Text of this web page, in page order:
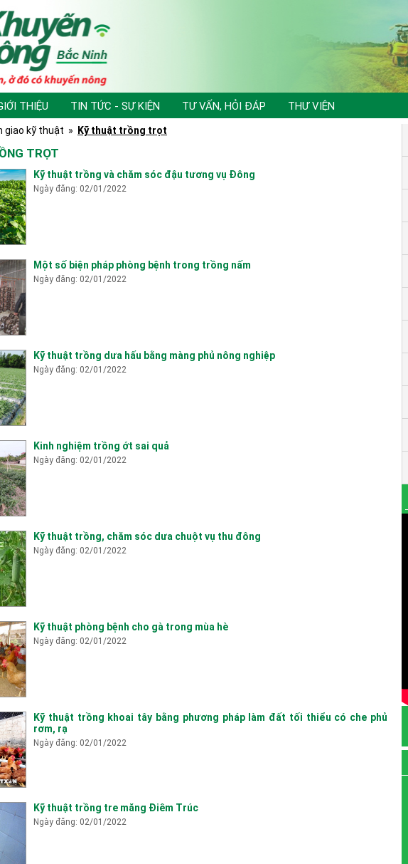
THIỆU TIN TỨC - SỰ KIỆN TƯ VẤN, HỎI ĐÁP THƯ VIỆN
giao kỹ thuật » Kỹ thuật trồng trọt
TRỌT
Kỹ thuật trồng và chăm sóc đậu tương vụ Đông
Ngày đăng: 02/01/2022
Một số biện pháp phòng bệnh trong trồng nấm
Ngày đăng: 02/01/2022
Kỹ thuật trồng dưa hấu bằng màng phủ nông nghiệp
Ngày đăng: 02/01/2022
Kinh nghiệm trồng ớt sai quả
Ngày đăng: 02/01/2022
Kỹ thuật trồng, chăm sóc dưa chuột vụ thu đông
Ngày đăng: 02/01/2022
Kỹ thuật phòng bệnh cho gà trong mùa hè
Ngày đăng: 02/01/2022
Kỹ thuật trồng khoai tây bằng phương pháp làm đất tối thiểu có che phủ
rơm, rạ
Ngày đăng: 02/01/2022
Kỹ thuật trồng tre măng Điêm Trúc
Ngày đăng: 02/01/2022